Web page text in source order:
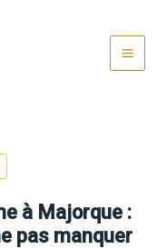
à Majorque :
pas manquer